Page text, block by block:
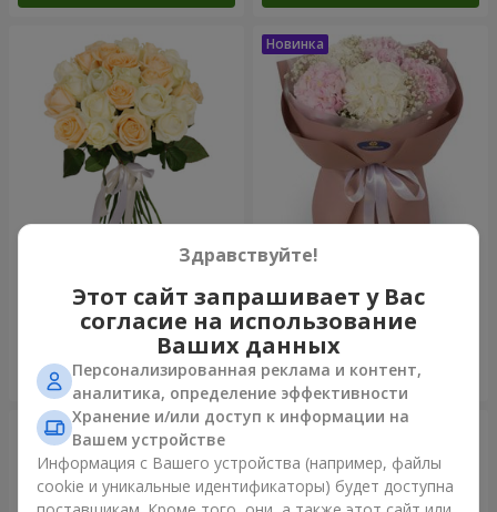
Микс “Нежность” из 21 розы
1 732 грн
Заказать
Букет "Искренность"
3 332 грн
Заказать
Здравствуйте!
Этот сайт запрашивает у Вас
согласие на использование
Ваших данных
Персонализированная реклама и контент,
аналитика, определение эффективности
Хранение и/или доступ к информации на
Вашем устройстве
Информация с Вашего устройства (например, файлы
cookie и уникальные идентификаторы) будет доступна